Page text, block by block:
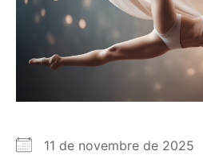
11 de novembre de 2025